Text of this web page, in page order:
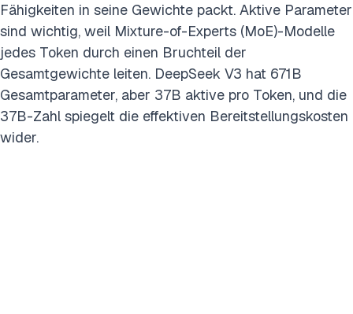
Fähigkeiten in seine Gewichte packt. Aktive Parameter
sind wichtig, weil Mixture-of-Experts (MoE)-Modelle
jedes Token durch einen Bruchteil der
Gesamtgewichte leiten. DeepSeek V3 hat 671B
Gesamtparameter, aber 37B aktive pro Token, und die
37B-Zahl spiegelt die effektiven Bereitstellungskosten
wider.